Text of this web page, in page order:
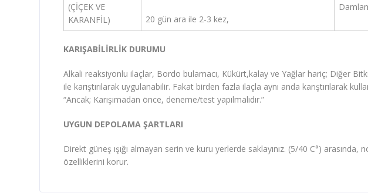
(ÇİÇEK VE
KARANFİL)
20 gün ara ile 2-3 kez,
KARIŞABİLİRLİK DURUMU
Alkali reaksiyonlu ilaçlar, Bordo bulamacı, Kükürt,kalay ve Yağlar hariç; Diğer
ile karıştırılarak uygulanabilir. Fakat birden fazla ilaçla aynı anda karıştırılarak
“Ancak; Karışımadan önce, deneme/test yapılmalıdır.”
UYGUN DEPOLAMA ŞARTLARI
Direkt güneş ışığı almayan serin ve kuru yerlerde saklayınız. (5/40 C°) arasında,
özelliklerini korur.